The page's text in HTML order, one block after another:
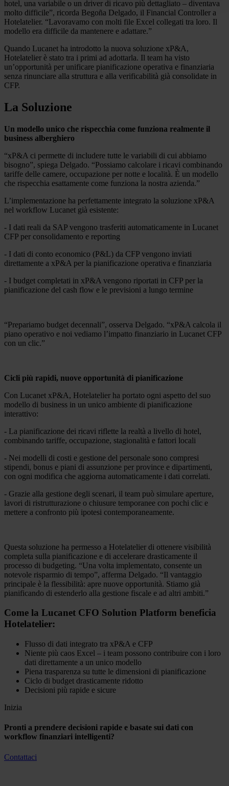
hotel, una variabile o un driver di ricavo più dettagliato – diventava
molto difficile”, ricorda Begoña Delgado, il Financial Controller a
Hotelatelier. “Lavoravamo con molti file Excel collegati tra loro. Il
modello era difficile da mantenere e adattare.”
Quando Lucanet ha introdotto la nuova soluzione xP&A,
Hotelatelier è stato tra i primi ad adottarla. Il team ha visto
un’opportunità per unificare pianificazione operativa e finanziaria
senza rinunciare alla struttura e alla verificabilità già consolidate in
CFP.
La Soluzione
Un modello unico che rispecchia come funziona realmente il
business alberghiero
“xP&A ci permette di includere tutte le variabili di cui abbiamo
bisogno”, spiega Delgado. “Possiamo calcolare i ricavi combinando
tariffe delle camere, occupazione per notte e località. È un modello
che rispecchia esattamente come funziona la nostra azienda.”
L’implementazione ha perfettamente integrato la soluzione xP&A
nel workflow Lucanet già esistente:
- I dati reali da SAP vengono trasferiti automaticamente in Lucanet
CFP per consolidamento e reporting
- I dati di conto economico (P&L) da CFP vengono inviati
direttamente a xP&A per la pianificazione operativa e finanziaria
- I budget completati in xP&A vengono riportati in CFP per la
pianificazione del cash flow e le previsioni a lungo termine
“Prepariamo budget decennali”, osserva Delgado. “xP&A calcola il
piano operativo e noi vediamo l’impatto finanziario in Lucanet CFP
con un clic.”
Cicli più rapidi, nuove opportunità di pianificazione
Con Lucanet xP&A, Hotelatelier ha portato ogni aspetto del suo
modello di business in un unico ambiente di pianificazione
interattivo:
- La pianificazione dei ricavi riflette la realtà a livello di hotel,
combinando tariffe, occupazione, stagionalità e fattori locali
- Nei modelli di costi e gestione del personale sono compresi
stipendi, bonus e piani di assunzione per province e dipartimenti,
con ogni modifica che aggiorna automaticamente i dati correlati.
- Grazie alla gestione degli scenari, il team può simulare aperture,
lavori di ristrutturazione o chiusure temporanee con pochi clic e
mettere a confronto più ipotesi contemporaneamente.
Questa soluzione ha permesso a Hotelatelier di ottenere visibilità
completa sulla pianificazione e di accelerare drasticamente il
processo di budgeting. “Una volta implementato, consente un
notevole risparmio di tempo”, afferma Delgado. “Il vantaggio
principale è la flessibilità: apre nuove opportunità. Stiamo già
pianificando di estenderlo alla gestione fiscale e ad altri ambiti.”
Come la Lucanet CFO Solution Platform beneficia
Hotelatelier:
Flusso di dati integrato tra xP&A e CFP
Niente più caos Excel – i team possono contribuire con i loro
dati direttamente a un unico modello
Piena trasparenza su tutte le dimensioni di pianificazione
Ciclo di budget drasticamente ridotto
Decisioni più rapide e sicure
Inizia
Pronti a prendere decisioni rapide e basate sui dati con
workflow finanziari intelligenti?
Contattaci